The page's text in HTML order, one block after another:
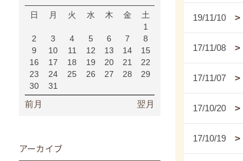
19/11/10
17/11/08
17/11/07
17/10/20
17/10/19
日 月 火 水 木 金
土
1
2
3 4 5 6 7
8
9
10 11 12 13 14
15
16
17 18 19 20 21
22
23
24 25 26 27 28
29
30
31
前月 翌月
アーカイブ